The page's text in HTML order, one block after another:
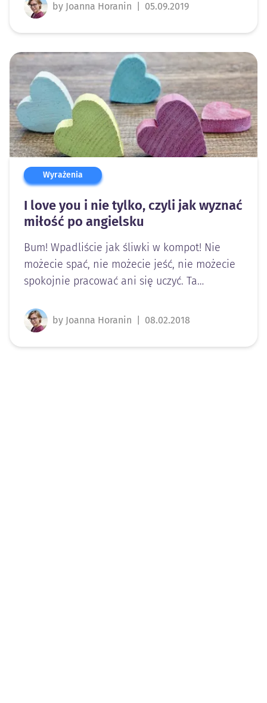
by Joanna Horanin 05.09.2019
Wyrażenia
I love you i nie tylko, czyli jak wyznać
miłość po angielsku
Bum! Wpadliście jak śliwki w kompot! Nie
możecie spać, nie możecie jeść, nie możecie
spokojnie pracować ani się uczyć. Ta…
by Joanna Horanin 08.02.2018